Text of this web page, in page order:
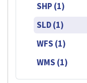
SHP (1)
SLD (1)
WFS (1)
WMS (1)